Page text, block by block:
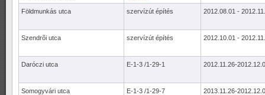
Földmunkás utca szervízút építés 2012.08.01 -
Szendrõi utca szervízút építés 2012.10.01 -
Daróczi utca E-1-3 /1-29-1 2012.11.26-
Somogyvári utca E-1-3 /1-29-7 2013.11.26-